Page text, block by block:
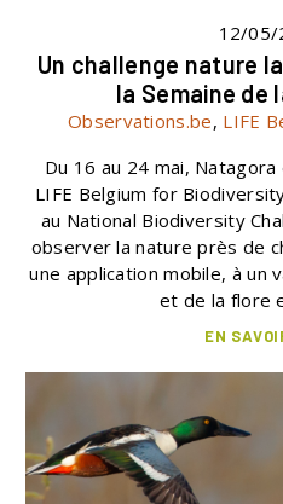
12/05/
Un challenge nature
la Semaine de
Observations.be, LIFE
Du 16 au 24 mai,
LIFE Belgium for
au National Biodiversity
observer la nature près de
une application mobile, à un
et de la flore
EN